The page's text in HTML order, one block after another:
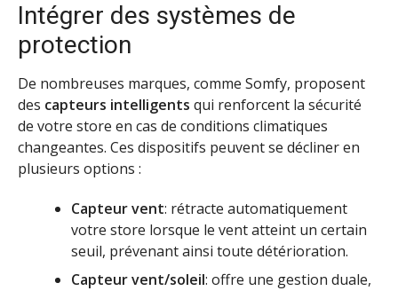
Intégrer des systèmes de
protection
De nombreuses marques, comme Somfy, proposent
des capteurs intelligents qui renforcent la sécurité
de votre store en cas de conditions climatiques
changeantes. Ces dispositifs peuvent se décliner en
plusieurs options :
Capteur vent: rétracte automatiquement
votre store lorsque le vent atteint un certain
seuil, prévenant ainsi toute détérioration.
Capteur vent/soleil: offre une gestion duale,